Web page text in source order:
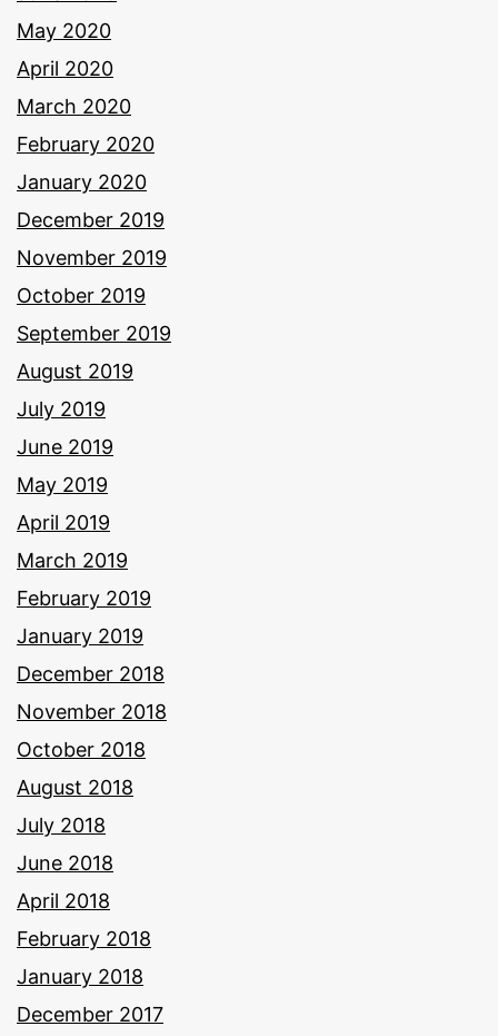
May 2020
April 2020
March 2020
February 2020
January 2020
December 2019
November 2019
October 2019
September 2019
August 2019
July 2019
June 2019
May 2019
April 2019
March 2019
February 2019
January 2019
December 2018
November 2018
October 2018
August 2018
July 2018
June 2018
April 2018
February 2018
January 2018
December 2017